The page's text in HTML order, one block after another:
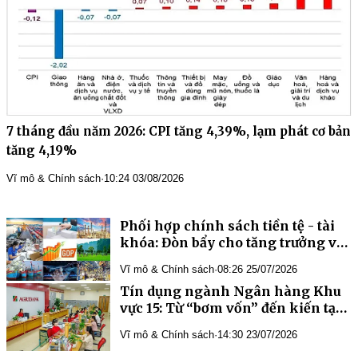
7 tháng đầu năm 2026: CPI tăng 4,39%, lạm phát cơ bản
tăng 4,19%
Vĩ mô & Chính sách·10:24 03/08/2026
Phối hợp chính sách tiền tệ - tài
khóa: Đòn bẩy cho tăng trưởng và
Vĩ mô & Chính sách·08:26 25/07/2026
Tín dụng ngành Ngân hàng Khu
vực 15: Từ “bơm vốn” đến kiến tạo
Vĩ mô & Chính sách·14:30 23/07/2026